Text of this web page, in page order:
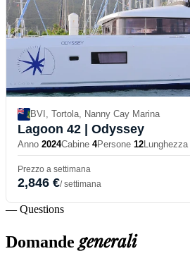
BVI, Tortola, Nanny Cay Marina
Lagoon 42 | Odyssey
Anno 2024Cabine 4Persone 12Lunghezza
Prezzo a settimana
2,846 €/ settimana
— Questions
Domandegenerali